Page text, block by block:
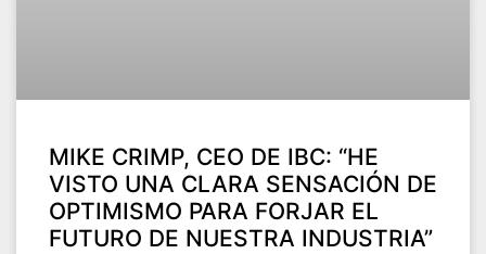
MIKE CRIMP, CEO DE IBC: “HE
VISTO UNA CLARA SENSACIÓN DE
OPTIMISMO PARA FORJAR EL
FUTURO DE NUESTRA INDUSTRIA”